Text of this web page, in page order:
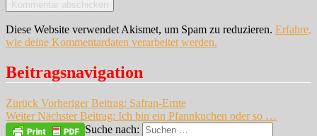
Diese Website verwendet Akismet, um Spam zu reduzieren. Erfahre,
wie deine Kommentardaten verarbeitet werden.
Beitragsnavigation
Zurück Vorheriger Beitrag: Safran-Ernte
Weiter Nächster Beitrag: Ich bin ein Pfannkuchen oder so …
Suche nach: